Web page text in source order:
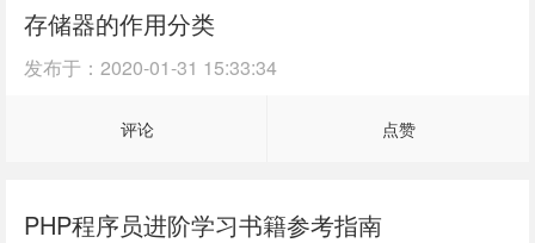
存储器的作用分类
发布于： 2020-01-31 15:33:34
评论 点赞
PHP程序员进阶学习书籍参考指南